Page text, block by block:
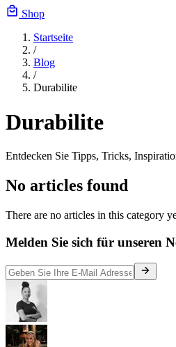
Shop
Startseite
/
Blog
/
Durabilite
Durabilite
Entdecken Sie Tipps, Tricks,
No articles found
There are no articles in this category
Melden Sie sich für unseren